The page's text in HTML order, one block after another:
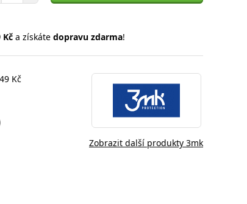
Kča získáte dopravu zdarma!
Kč
Zobrazit další produkty 3mk